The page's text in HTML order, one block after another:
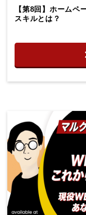
【第8回】ホームペ
スキルとは？